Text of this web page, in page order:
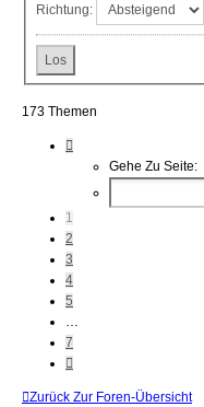
Richtung:
173 Themen
Gehe Zu Seite:
1
2
3
4
5
…
7
Zurück Zur Foren-Übersicht